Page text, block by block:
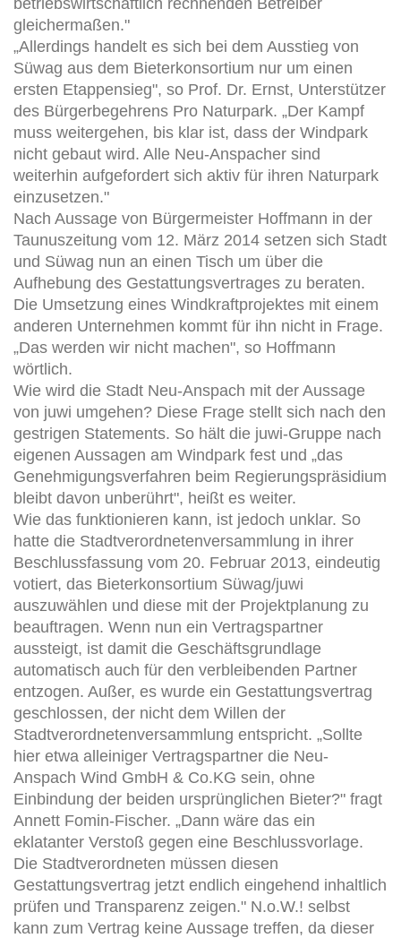
gleichermaßen."
„Allerdings handelt es sich bei dem Ausstieg von
Süwag aus dem Bieterkonsortium nur um einen
ersten Etappensieg", so Prof. Dr. Ernst, Unterstützer
des Bürgerbegehrens Pro Naturpark. „Der Kampf
muss weitergehen, bis klar ist, dass der Windpark
nicht gebaut wird. Alle Neu-Anspacher sind
weiterhin aufgefordert sich aktiv für ihren Naturpark
einzusetzen."
Nach Aussage von Bürgermeister Hoffmann in der
Taunuszeitung vom 12. März 2014 setzen sich Stadt
und Süwag nun an einen Tisch um über die
Aufhebung des Gestattungsvertrages zu beraten.
Die Umsetzung eines Windkraftprojektes mit einem
anderen Unternehmen kommt für ihn nicht in Frage.
„Das werden wir nicht machen", so Hoffmann
wörtlich.
Wie wird die Stadt Neu-Anspach mit der Aussage
von juwi umgehen? Diese Frage stellt sich nach den
gestrigen Statements. So hält die juwi-Gruppe nach
eigenen Aussagen am Windpark fest und „das
Genehmigungsverfahren beim Regierungspräsidium
bleibt davon unberührt", heißt es weiter.
Wie das funktionieren kann, ist jedoch unklar. So
hatte die Stadtverordnetenversammlung in ihrer
Beschlussfassung vom 20. Februar 2013, eindeutig
votiert, das Bieterkonsortium Süwag/juwi
auszuwählen und diese mit der Projektplanung zu
beauftragen. Wenn nun ein Vertragspartner
aussteigt, ist damit die Geschäftsgrundlage
automatisch auch für den verbleibenden Partner
entzogen. Außer, es wurde ein Gestattungsvertrag
geschlossen, der nicht dem Willen der
Stadtverordnetenversammlung entspricht. „Sollte
hier etwa alleiniger Vertragspartner die Neu-
Anspach Wind GmbH & Co.KG sein, ohne
Einbindung der beiden ursprünglichen Bieter?" fragt
Annett Fomin-Fischer. „Dann wäre das ein
eklatanter Verstoß gegen eine Beschlussvorlage.
Die Stadtverordneten müssen diesen
Gestattungsvertrag jetzt endlich eingehend inhaltlich
prüfen und Transparenz zeigen." N.o.W.! selbst
kann zum Vertrag keine Aussage treffen, da dieser